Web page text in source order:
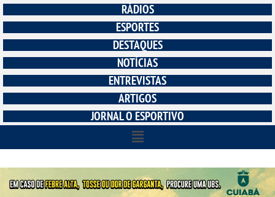
RÁDIOS
ESPORTES
DESTAQUES
NOTÍCIAS
ENTREVISTAS
ARTIGOS
JORNAL O ESPORTIVO